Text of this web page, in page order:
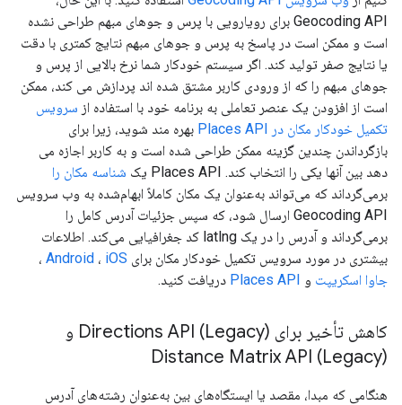
Geocoding API برای رویارویی با پرس و جوهای مبهم طراحی نشده
است و ممکن است در پاسخ به پرس و جوهای مبهم نتایج کمتری با دقت
یا نتایج صفر تولید کند. اگر سیستم خودکار شما نرخ بالایی از پرس و
جوهای مبهم را که از ورودی کاربر مشتق شده اند پردازش می کند، ممکن
است از افزودن یک عنصر تعاملی به برنامه خود با استفاده از سرویس
تکمیل خودکار مکان در Places API
بهره مند شوید، زیرا برای
بازگرداندن چندین گزینه ممکن طراحی شده است و به کاربر اجازه می
دهد بین آنها یکی را انتخاب کند. Places API یک
شناسه مکان را
برمی‌گرداند که می‌تواند به‌عنوان یک مکان کاملاً ابهام‌شده به وب سرویس
Geocoding API ارسال شود، که سپس جزئیات آدرس کامل را
برمی‌گرداند و آدرس را در یک latlng کد جغرافیایی می‌کند. اطلاعات
بیشتری در مورد سرویس تکمیل خودکار مکان برای
Android ، iOS
،
جاوا اسکریپت و Places API دریافت کنید.
کاهش تأخیر برای Directions API (Legacy) و
Distance Matrix API (Legacy)
هنگامی که مبدا، مقصد یا ایستگاه‌های بین به‌عنوان رشته‌های آدرس